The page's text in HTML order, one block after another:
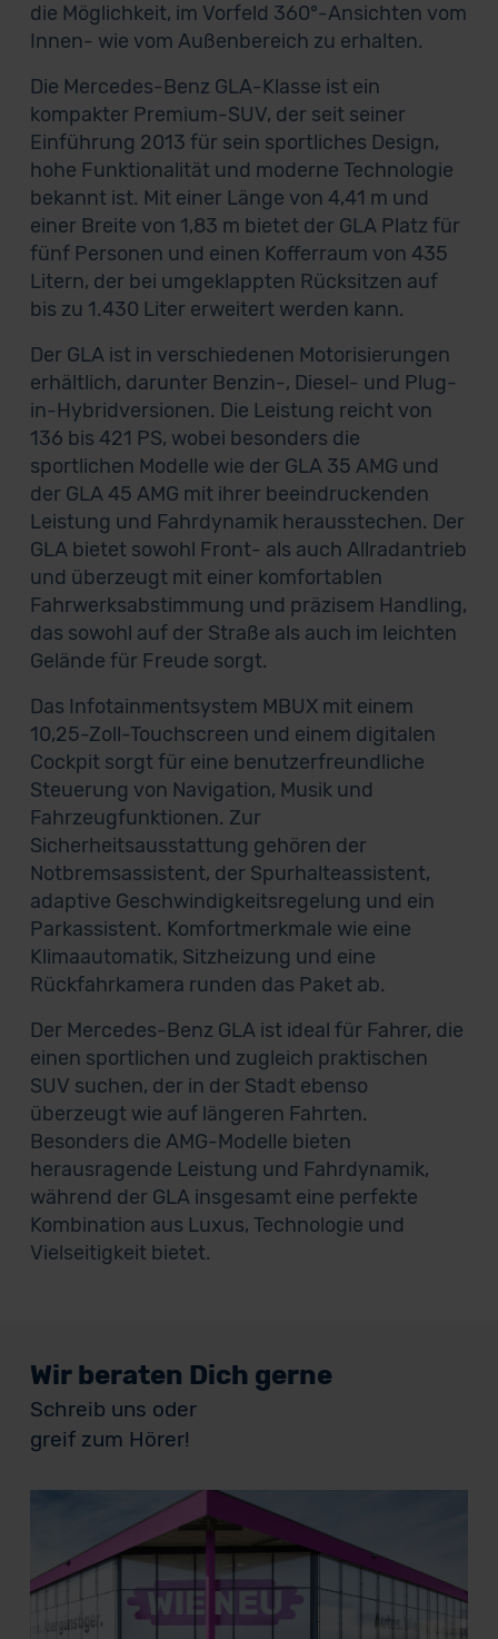
die Möglichkeit, im Vorfeld 360°-Ansichten vom
Innen- wie vom Außenbereich zu erhalten.
Die Mercedes-Benz GLA-Klasse ist ein
kompakter Premium-SUV, der seit seiner
Einführung 2013 für sein sportliches Design,
hohe Funktionalität und moderne Technologie
bekannt ist. Mit einer Länge von 4,41 m und
einer Breite von 1,83 m bietet der GLA Platz für
fünf Personen und einen Kofferraum von 435
Litern, der bei umgeklappten Rücksitzen auf
bis zu 1.430 Liter erweitert werden kann.
Der GLA ist in verschiedenen Motorisierungen
erhältlich, darunter Benzin-, Diesel- und Plug-
in-Hybridversionen. Die Leistung reicht von
136 bis 421 PS, wobei besonders die
sportlichen Modelle wie der GLA 35 AMG und
der GLA 45 AMG mit ihrer beeindruckenden
Leistung und Fahrdynamik herausstechen. Der
GLA bietet sowohl Front- als auch Allradantrieb
und überzeugt mit einer komfortablen
Fahrwerksabstimmung und präzisem Handling,
das sowohl auf der Straße als auch im leichten
Gelände für Freude sorgt.
Das Infotainmentsystem MBUX mit einem
10,25-Zoll-Touchscreen und einem digitalen
Cockpit sorgt für eine benutzerfreundliche
Steuerung von Navigation, Musik und
Fahrzeugfunktionen. Zur
Sicherheitsausstattung gehören der
Notbremsassistent, der Spurhalteassistent,
adaptive Geschwindigkeitsregelung und ein
Parkassistent. Komfortmerkmale wie eine
Klimaautomatik, Sitzheizung und eine
Rückfahrkamera runden das Paket ab.
Der Mercedes-Benz GLA ist ideal für Fahrer, die
einen sportlichen und zugleich praktischen
SUV suchen, der in der Stadt ebenso
überzeugt wie auf längeren Fahrten.
Besonders die AMG-Modelle bieten
herausragende Leistung und Fahrdynamik,
während der GLA insgesamt eine perfekte
Kombination aus Luxus, Technologie und
Vielseitigkeit bietet.
Wir beraten Dich gerne
Schreib uns oder
greif zum Hörer!